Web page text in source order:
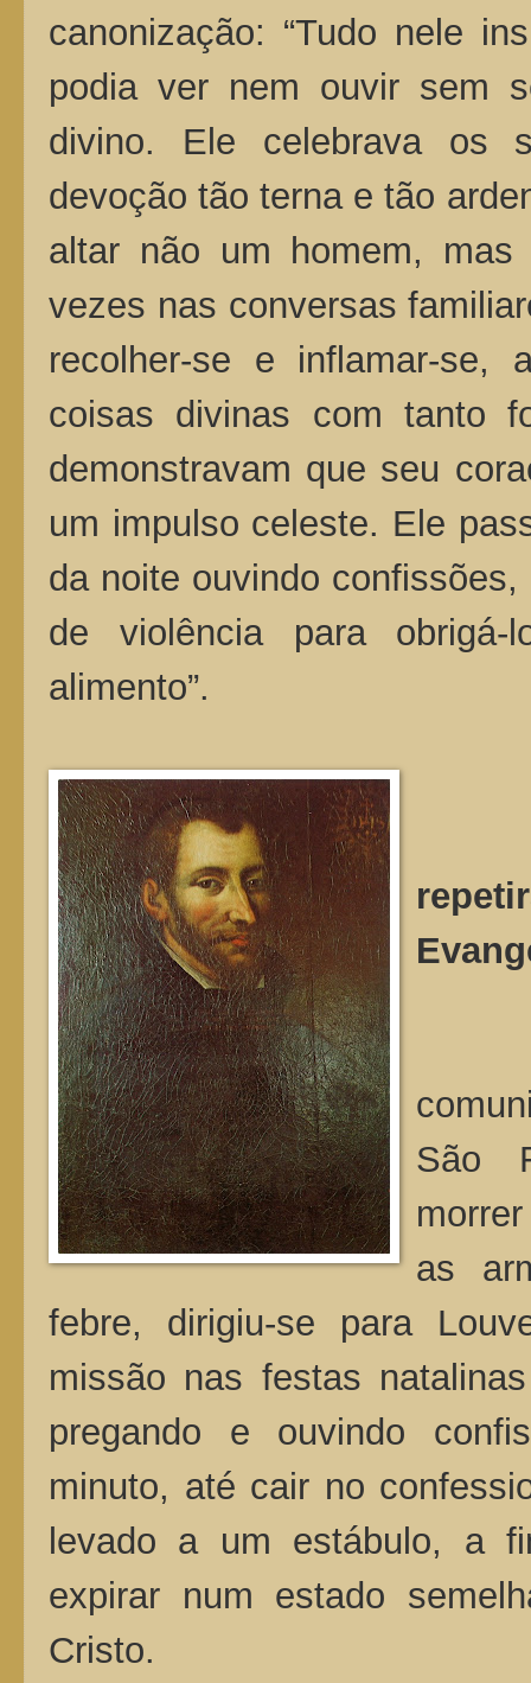
canonização: “Tudo nele
podia ver nem ouvir sem
divino. Ele celebrava os
devoção tão terna e tão
altar não um homem,
vezes nas conversas
recolher-se e inflamar-
coisas divinas com tanto
demonstravam que seu
um impulso celeste. Ele
da noite ouvindo
de violência para
alimento”.
São
as
febre, dirigiu-se para
missão nas festas
pregando e ouvindo
minuto, até cair no
levado a um estábulo, a
expirar num estado
Cristo.